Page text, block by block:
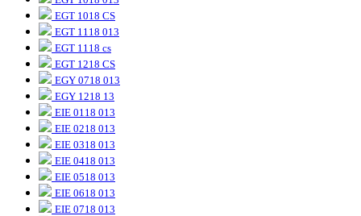
EGT 1018 CS
EGT 1118 013
EGT 1118 cs
EGT 1218 CS
EGY 0718 013
EGY 1218 13
EIE 0118 013
EIE 0218 013
EIE 0318 013
EIE 0418 013
EIE 0518 013
EIE 0618 013
EIE 0718 013